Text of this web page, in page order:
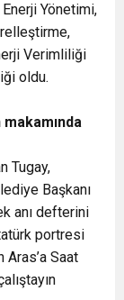
Yönetimi,
Verimliliği
oldu.
makamında
Tugay,
Başkanı
anı defterini
portresi
Saat